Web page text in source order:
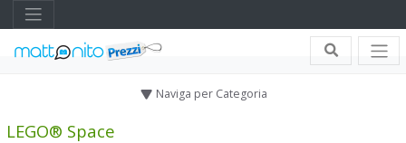
Naviga per Categoria
LEGO® Space